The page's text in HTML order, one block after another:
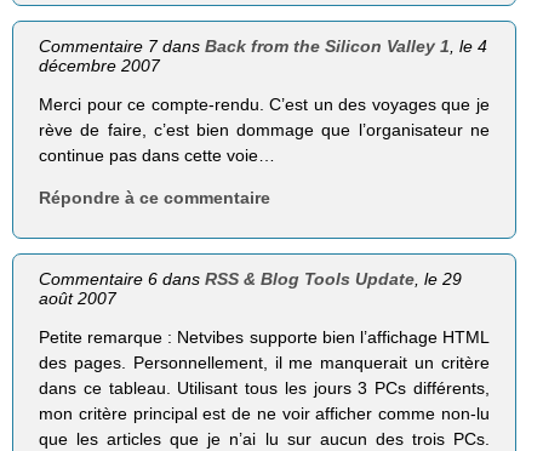
Commentaire 7 dansBack from the Silicon Valley 1 , le 4
décembre 2007
Merci pour ce compte-rendu. C’est un des voyages que je
rève de faire, c’est bien dommage que l’organisateur ne
continue pas dans cette voie…
Répondre à ce commentaire
Commentaire 6 dansRSS & Blog Tools Update , le 29
août 2007
Petite remarque : Netvibes supporte bien l’affichage HTML
des pages. Personnellement, il me manquerait un critère
dans ce tableau. Utilisant tous les jours 3 PCs différents,
mon critère principal est de ne voir afficher comme non-lu
que les articles que je n’ai lu sur aucun des trois PCs.